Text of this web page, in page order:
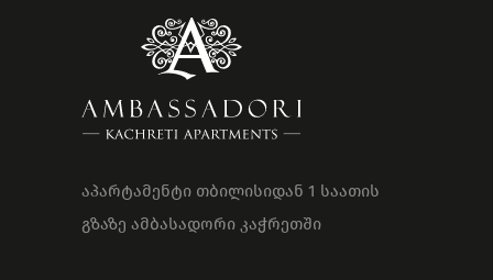
აპარტამენტი თბილისიდან 1 საათის
გზაზე ამბასადორი კაჭრეთში